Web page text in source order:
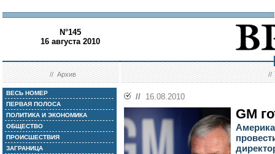
N°145
16 августа 2010
//Архив //
ВЕСЬ НОМЕР
ПЕРВАЯ ПОЛОСА
ПОЛИТИКА И ЭКОНОМИКА
ОБЩЕСТВО
ПРОИСШЕСТВИЯ
ЗАГРАНИЦА
// 16.08.2010
GM